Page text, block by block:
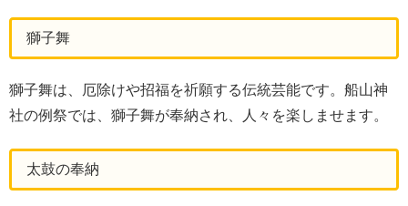
獅子舞
獅子舞は、厄除けや招福を祈願する伝統芸能です。船山神
社の例祭では、獅子舞が奉納され、人々を楽しませます。
太鼓の奉納